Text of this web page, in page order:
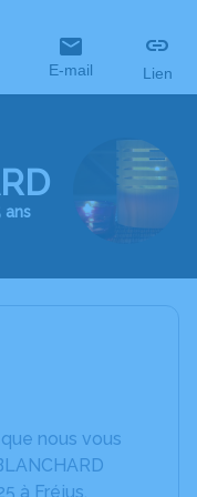
E-mail Lien
ans
nous vous
à Fréjus.